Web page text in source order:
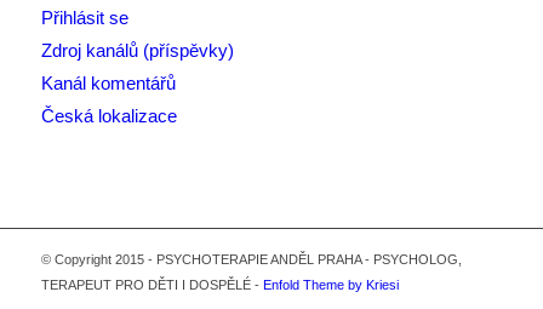
Přihlásit se
Zdroj kanálů (příspěvky)
Kanál komentářů
Česká lokalizace
© Copyright 2015 - PSYCHOTERAPIE ANDĚL PRAHA - PSYCHOLOG,
TERAPEUT PRO DĚTI I DOSPĚLÉ - Enfold Theme by Kriesi